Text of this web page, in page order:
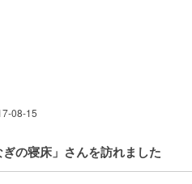
08-15
の寝床」さんを訪れました